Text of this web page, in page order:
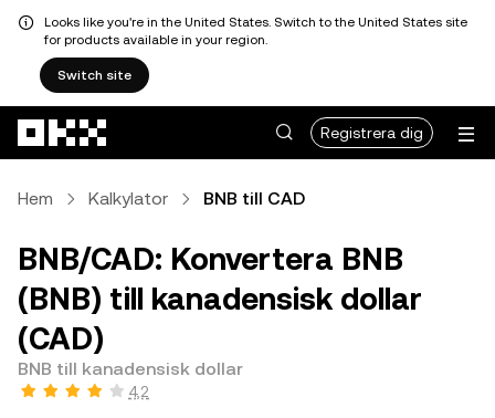
Looks like you're in the United States. Switch to the United States site
for products available in your region.
Switch site
Registrera dig
Hem Kalkylator BNB till CAD
BNB/CAD: Konvertera BNB
(BNB) till kanadensisk dollar
(CAD)
BNB till kanadensisk dollar
4,2